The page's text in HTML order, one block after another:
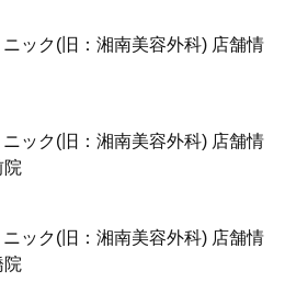
ック(旧：湘南美容外科) 店舗情
ック(旧：湘南美容外科) 店舗情
院
ック(旧：湘南美容外科) 店舗情
院